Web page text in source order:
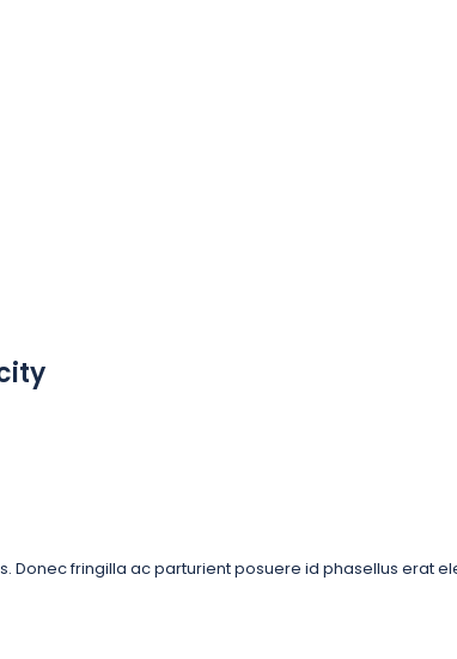
Donec fringilla ac parturient posuere id phasellus erat